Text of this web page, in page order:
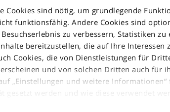
Cookies sind nötig, um grundlegende
funktionsfähig. Andere Cookies sind
zu verbessern, Statistiken zu
bereitzustellen, die auf Ihre Interessen
Cookies, die von Dienstleistungen für
und von solchen Dritten auch für
„Einstellungen und weitere Informationen“
gesetzt werden und wie diese verwendet
INFORMATION
Datenschutzhinweise